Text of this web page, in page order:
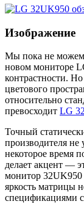
Изображение
Мы пока не можем
новом мониторе
контрастности.
цветового
относительно
превосходит LG
Точный
производителя не
некоторое время
делает акцент —
монитор 32UK950
яркость матрицы
спецификациями